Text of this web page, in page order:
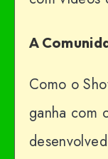
A
Como o
ganha com